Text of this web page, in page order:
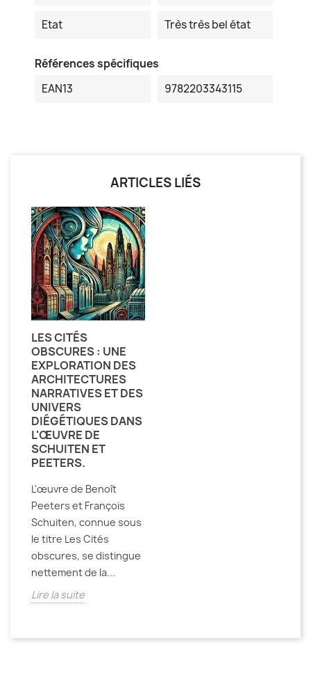
Etat Très très bel état
Références spécifiques
EAN13
9782203343115
ARTICLES LIÉS
LES CITÉS
OBSCURES : UNE
EXPLORATION DES
ARCHITECTURES
NARRATIVES ET DES
UNIVERS
DIÉGÉTIQUES DANS
L'ŒUVRE DE
SCHUITEN ET
PEETERS.
L'œuvre de Benoît
Peeters et François
Schuiten, connue sous
le titre Les Cités
obscures, se distingue
nettement de la...
Lire la suite